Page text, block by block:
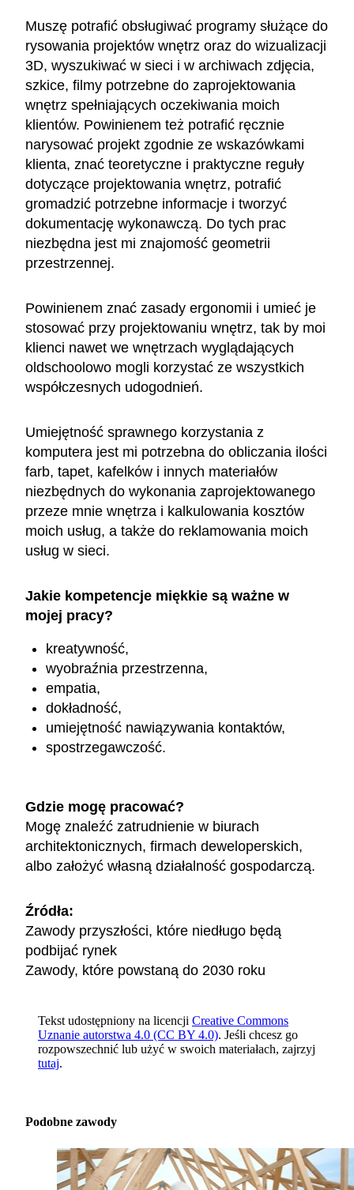
Muszę potrafić obsługiwać programy służące do
rysowania projektów wnętrz oraz do wizualizacji
3D, wyszukiwać w sieci i w archiwach zdjęcia,
szkice, filmy potrzebne do zaprojektowania
wnętrz spełniających oczekiwania moich
klientów. Powinienem też potrafić ręcznie
narysować projekt zgodnie ze wskazówkami
klienta, znać teoretyczne i praktyczne reguły
dotyczące projektowania wnętrz, potrafić
gromadzić potrzebne informacje i tworzyć
dokumentację wykonawczą. Do tych prac
niezbędna jest mi znajomość geometrii
przestrzennej.
Powinienem znać zasady ergonomii i umieć je
stosować przy projektowaniu wnętrz, tak by moi
klienci nawet we wnętrzach wyglądających
oldschoolowo mogli korzystać ze wszystkich
współczesnych udogodnień.
Umiejętność sprawnego korzystania z
komputera jest mi potrzebna do obliczania ilości
farb, tapet, kafelków i innych materiałów
niezbędnych do wykonania zaprojektowanego
przeze mnie wnętrza i kalkulowania kosztów
moich usług, a także do reklamowania moich
usług w sieci.
Jakie kompetencje miękkie są ważne w
mojej pracy?
kreatywność,
wyobraźnia przestrzenna,
empatia,
dokładność,
umiejętność nawiązywania kontaktów,
spostrzegawczość.
Gdzie mogę pracować?
Mogę znaleźć zatrudnienie w biurach
architektonicznych, firmach deweloperskich,
albo założyć własną działalność gospodarczą.
Źródła:
Zawody przyszłości, które niedługo będą
podbijać rynek
Zawody, które powstaną do 2030 roku
Tekst udostępniony na licencji Creative Commons
Uznanie autorstwa 4.0 (CC BY 4.0). Jeśli chcesz go
rozpowszechnić lub użyć w swoich materiałach, zajrzyj
tutaj.
Podobne zawody